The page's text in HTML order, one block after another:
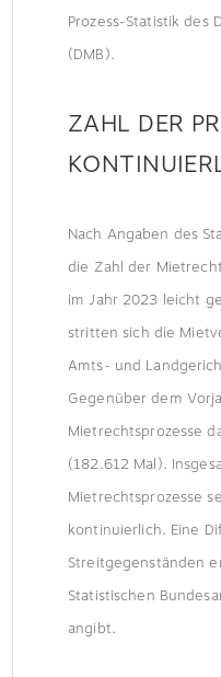
Prozess-Statistik des
(DMB).
ZAHL DER
Nach Angaben des
die Zahl der
im Jahr 2023 leicht
stritten sich die
Amts- und
Gegenüber dem
Mietrechtsprozesse
(182.612 Mal).
Mietrechtsprozesse
kontinuierlich. Eine
Streitgegenständen
Statistischen
angibt.